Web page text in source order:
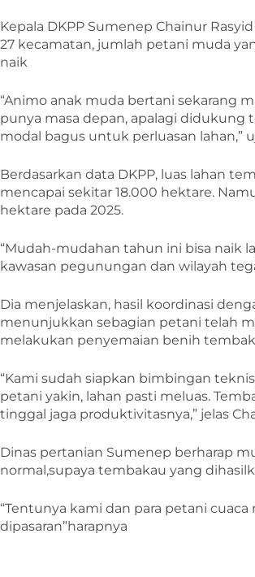
Kepala DKPP Sumenep Chainur
27 kecamatan, jumlah petani muda
naik
“Animo anak muda bertani sekarang
punya masa depan, apalagi didukung
modal bagus untuk perluasan lahan,”
Berdasarkan data DKPP, luas lahan
mencapai sekitar 18.000 hektare.
hektare pada 2025.
“Mudah-mudahan tahun ini bisa naik
kawasan pegunungan dan wilayah
Dia menjelaskan, hasil koordinasi
menunjukkan sebagian petani telah
melakukan penyemaian benih
“Kami sudah siapkan bimbingan
petani yakin, lahan pasti meluas.
tinggal jaga produktivitasnya,” jelas
Dinas pertanian Sumenep berharap
normal,supaya tembakau yang
“Tentunya kami dan para petani
dipasaran”harapnya